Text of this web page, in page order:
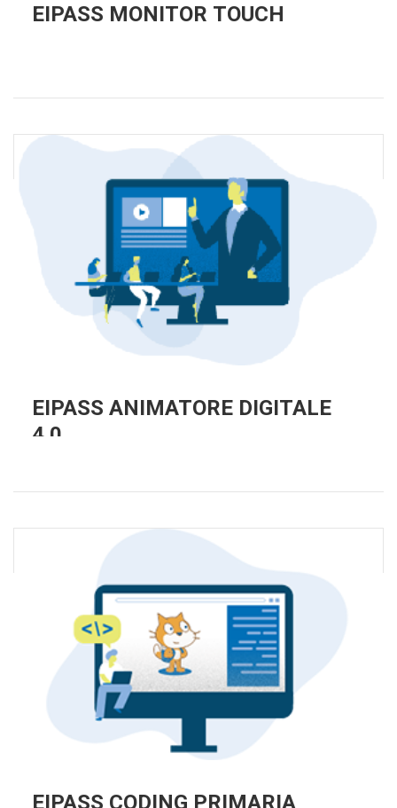
EIPASS MONITOR TOUCH
EIPASS ANIMATORE DIGITALE
4.0
EIPASS CODING PRIMARIA